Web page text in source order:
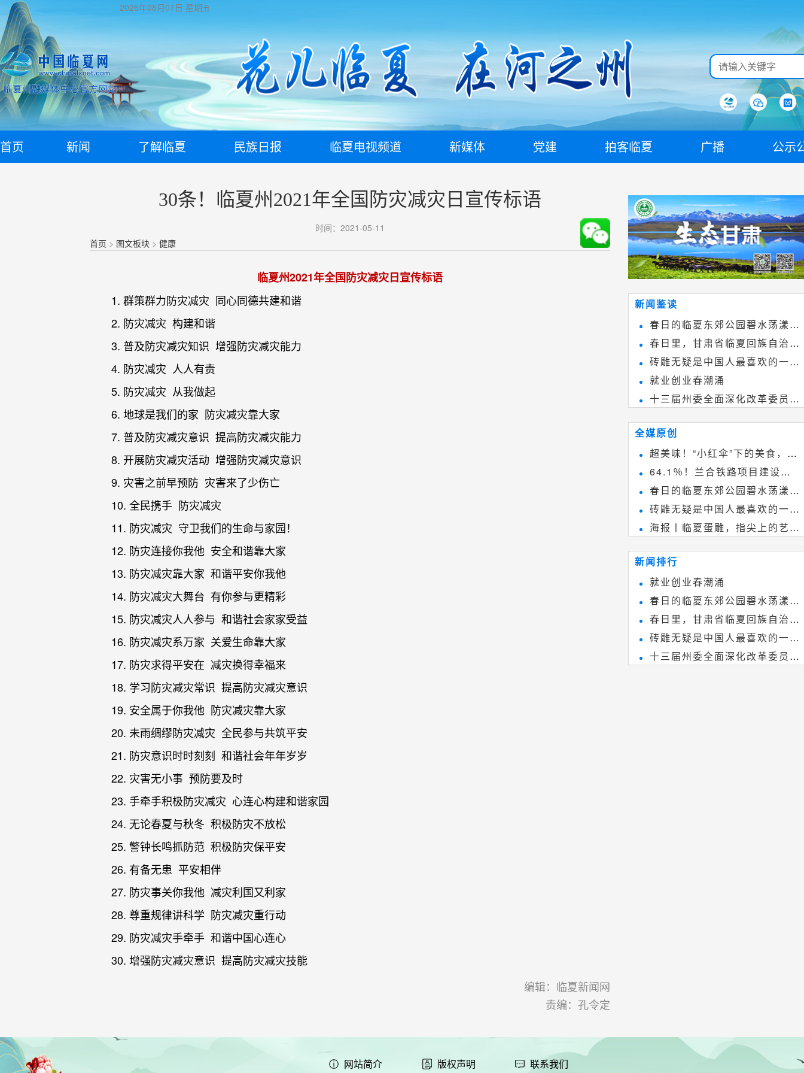
2026年08月07日 星期五
首页 新闻 了解临夏 民族日报 临夏电视频道 新媒体 党建 拍客临夏 广播 公示
30条！临夏州2021年全国防灾减灾日宣传标语
时间：2021-05-11
首页 > 图文板块 > 健康
临夏州2021年全国防灾减灾日宣传标语
1. 群策群力防灾减灾 同心同德共建和谐
2. 防灾减灾 构建和谐
3. 普及防灾减灾知识 增强防灾减灾能力
4. 防灾减灾 人人有责
5. 防灾减灾 从我做起
6. 地球是我们的家 防灾减灾靠大家
7. 普及防灾减灾意识 提高防灾减灾能力
8. 开展防灾减灾活动 增强防灾减灾意识
9. 灾害之前早预防 灾害来了少伤亡
10. 全民携手 防灾减灾
11. 防灾减灾 守卫我们的生命与家园！
12. 防灾连接你我他 安全和谐靠大家
13. 防灾减灾靠大家 和谐平安你我他
14. 防灾减灾大舞台 有你参与更精彩
15. 防灾减灾人人参与 和谐社会家家受益
16. 防灾减灾系万家 关爱生命靠大家
17. 防灾求得平安在 减灾换得幸福来
18. 学习防灾减灾常识 提高防灾减灾意识
19. 安全属于你我他 防灾减灾靠大家
20. 未雨绸缪防灾减灾 全民参与共筑平安
21. 防灾意识时时刻刻 和谐社会年年岁岁
22. 灾害无小事 预防要及时
23. 手牵手积极防灾减灾 心连心构建和谐家园
24. 无论春夏与秋冬 积极防灾不放松
25. 警钟长鸣抓防范 积极防灾保平安
26. 有备无患 平安相伴
27. 防灾事关你我他 减灾利国又利家
28. 尊重规律讲科学 防灾减灾重行动
29. 防灾减灾手牵手 和谐中国心连心
30. 增强防灾减灾意识 提高防灾减灾技能
编辑：临夏新闻网
责编：孔令定
新闻鉴读
春日的临夏东郊公园碧水荡漾、
春花烂漫
春日里，甘肃省临夏回族自治州
境内的刘家峡大桥，壮观美丽!
砖雕无疑是中国人最喜欢的一种
雕刻艺术，它不仅是民间实用美术
和建筑装饰艺术的有机结合，更成
为中国建筑史上彰品东方美不可磨
就业创业春潮涌
十三届州委全面深化改革委员会
第八次会议召开
全媒原创
超美味！“小红伞”下的美食，绝
不能错过~
64.1％！兰合铁路项目建设加
速推进
春日的临夏东郊公园碧水荡漾、
春花烂漫
砖雕无疑是中国人最喜欢的一种
雕刻艺术，它不仅是民间实用美术
和建筑装饰艺术的有机结合，更成
为中国建筑史上彰品东方美不可磨
灭的一笔。一方青砖里不仅藏着广
海报丨临夏蛋雕，指尖上的艺术
~
新闻排行
就业创业春潮涌
春日的临夏东郊公园碧水荡漾、
春花烂漫
春日里，甘肃省临夏回族自治州
境内的刘家峡大桥，壮观美丽!
砖雕无疑是中国人最喜欢的一种
雕刻艺术，它不仅是民间实用美术
十三届州委全面深化改革委员会
网站简介 版权声明 联系我们